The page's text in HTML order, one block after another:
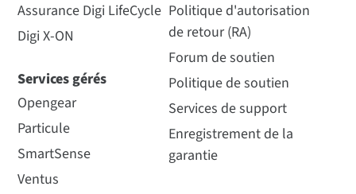
Assurance Digi LifeCycle
Digi X-ON
Services gérés
Opengear
Particule
SmartSense
Ventus
Politique d'autorisation
de retour (RA)
Forum de soutien
Politique de soutien
Services de support
Enregistrement de la
garantie